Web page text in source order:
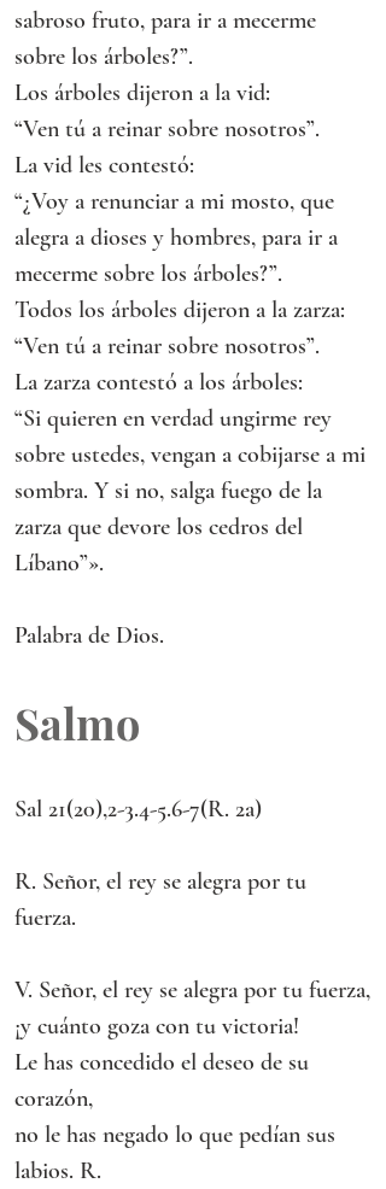
sabroso fruto, para ir a mecerme
sobre los árboles?”.
Los árboles dijeron a la vid:
“Ven tú a reinar sobre nosotros”.
La vid les contestó:
“¿Voy a renunciar a mi mosto, que
alegra a dioses y hombres, para ir a
mecerme sobre los árboles?”.
Todos los árboles dijeron a la zarza:
“Ven tú a reinar sobre nosotros”.
La zarza contestó a los árboles:
“Si quieren en verdad ungirme rey
sobre ustedes, vengan a cobijarse a mi
sombra. Y si no, salga fuego de la
zarza que devore los cedros del
Líbano”».
Palabra de Dios.
Salmo
Sal 21(20),2-3.4-5.6-7(R. 2a)
R. Señor, el rey se alegra por tu
fuerza.
V. Señor, el rey se alegra por tu fuerza,
¡y cuánto goza con tu victoria!
Le has concedido el deseo de su
corazón,
no le has negado lo que pedían sus
labios. R.